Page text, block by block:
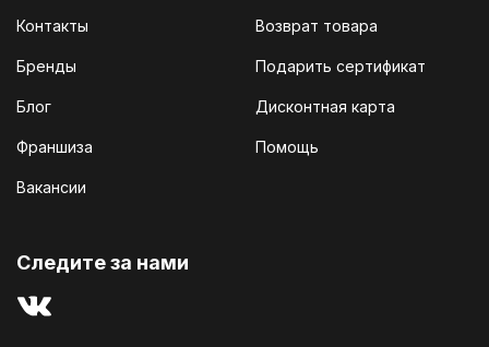
Контакты
Бренды
Блог
Франшиза
Вакансии
Возврат товара
Подарить сертификат
Дисконтная карта
Помощь
Cледите за нами